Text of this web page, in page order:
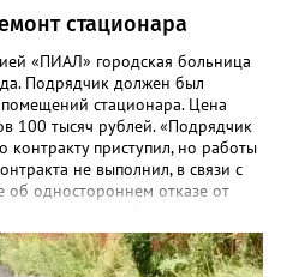
стационара
«ПИАЛ» городская больница
Подрядчик должен был
стационара. Цена
100 тысяч рублей. «Подрядчик
контракту приступил, но работы
не выполнил, в связи с
об одностороннем отказе от
служба приняла
в реестр недобросовестных